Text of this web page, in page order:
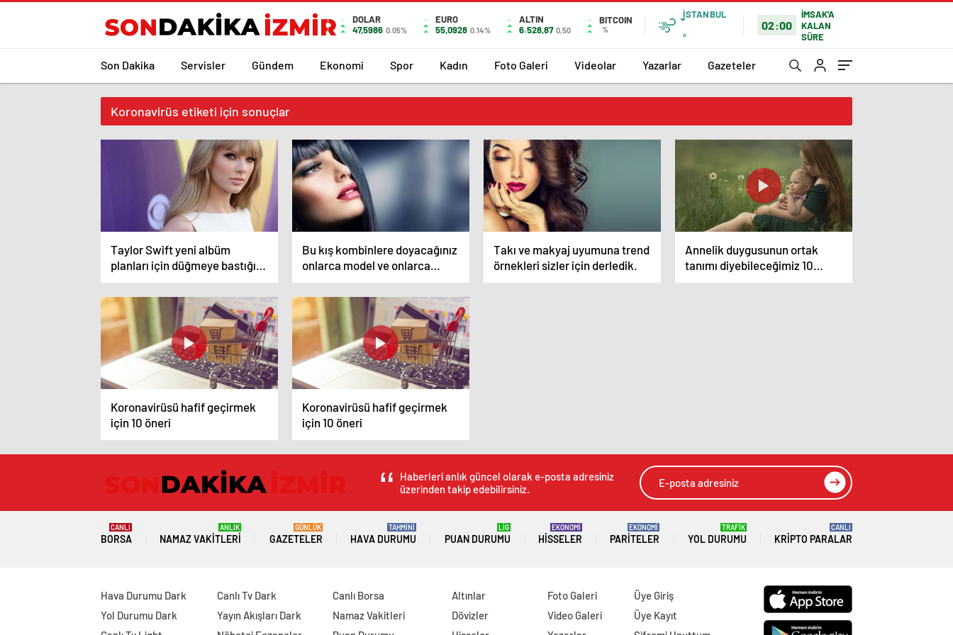
DOLAR
47,5986 0.05%
EURO
55,0928 0.14%
ALTIN
6.528,87 0,50
BITCOIN
%
İSTANBUL
°
02:00
İMSAK'A
KALAN
SÜRE
Son Dakika Servisler Gündem Ekonomi Spor Kadın Foto Galeri Videolar Yazarlar Gazeteler
Koronavirüs etiketi için sonuçlar
Taylor Swift yeni albüm
planları için düğmeye bastığını
sosyal medyadan duyurdu!
Bu kış kombinlere doyacağınız
onlarca model ve onlarca
detay.
Takı ve makyaj uyumuna trend
örnekleri sizler için derledik.
Annelik duygusunun ortak
tanımı diyebileceğimiz 10
başlık.
Koronavirüsü hafif geçirmek
için 10 öneri
Koronavirüsü hafif geçirmek
için 10 öneri
Haberleri anlık güncel olarak e-posta adresiniz
üzerinden takip edebilirsiniz.
BORSA
CANLI
NAMAZ VAKITLERI
ANLIK
GAZETELER
GÜNLÜK
HAVA DURUMU
TAHMİNİ
PUAN DURUMU
LİG
HISSELER
EKONOMİ
PARITELER
EKONOMİ
YOL DURUMU
TRAFİK
KRIPTO PARALAR
CANLI
Hava Durumu Dark
Yol Durumu Dark
Canlı Tv Dark
Yayın Akışları Dark
Canlı Borsa
Namaz Vakitleri
Altınlar
Dövizler
Foto Galeri
Video Galeri
Üye Giriş
Üye Kayıt